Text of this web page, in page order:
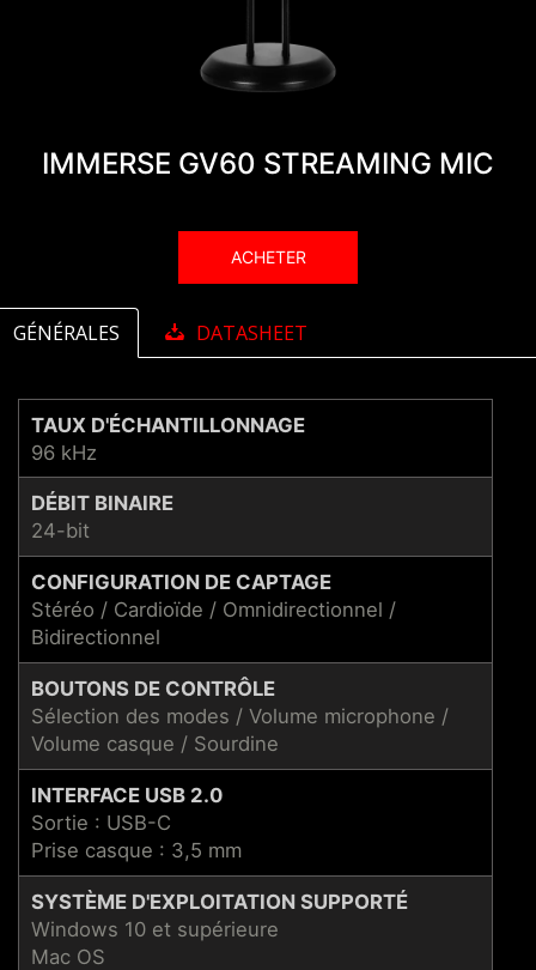
IMMERSE GV60 STREAMING MIC
ACHETER
GÉNÉRALES DATASHEET
TAUX D'ÉCHANTILLONNAGE
96 kHz
DÉBIT BINAIRE
24-bit
CONFIGURATION DE CAPTAGE
Stéréo / Cardioïde / Omnidirectionnel /
Bidirectionnel
BOUTONS DE CONTRÔLE
Sélection des modes / Volume microphone /
Volume casque / Sourdine
INTERFACE USB 2.0
Sortie : USB-C
Prise casque : 3,5 mm
SYSTÈME D'EXPLOITATION SUPPORTÉ
Windows 10 et supérieure
Mac OS